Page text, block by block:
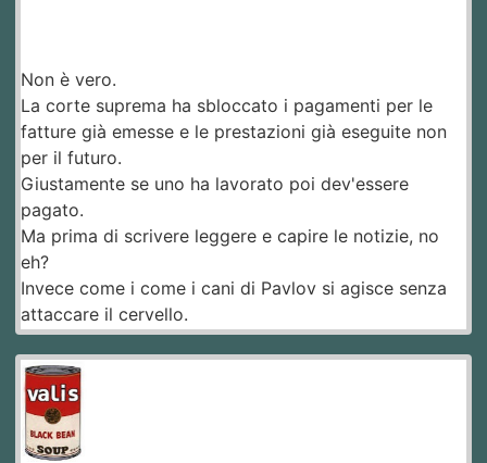
Non è vero.
La corte suprema ha sbloccato i pagamenti per le
fatture già emesse e le prestazioni già eseguite non
per il futuro.
Giustamente se uno ha lavorato poi dev'essere
pagato.
Ma prima di scrivere leggere e capire le notizie, no
eh?
Invece come i come i cani di Pavlov si agisce senza
attaccare il cervello.